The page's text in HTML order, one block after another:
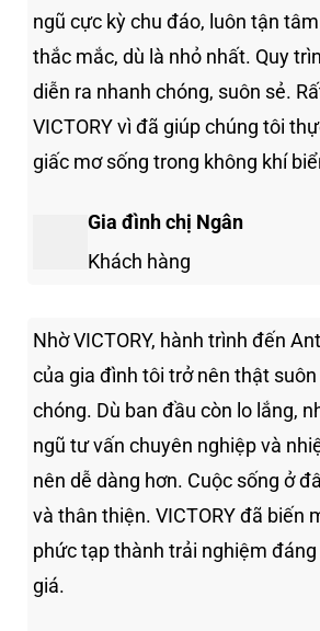
ngũ cực kỳ chu đáo, luôn tận
thắc mắc, dù là nhỏ nhất. Quy
diễn ra nhanh chóng, suôn sẻ.
VICTORY vì đã giúp chúng tôi
giấc mơ sống trong không khí
Gia đình chị Ngân
Khách hàng
Nhờ VICTORY, hành trình đến
của gia đình tôi trở nên thật
chóng. Dù ban đầu còn lo lắng,
ngũ tư vấn chuyên nghiệp và
nên dễ dàng hơn. Cuộc sống ở
và thân thiện. VICTORY đã biến
phức tạp thành trải nghiệm
giá.